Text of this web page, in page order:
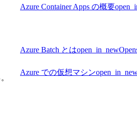
Azure Container Apps の概要
Azure Batch とはopen_in_new
Azure での仮想マシン